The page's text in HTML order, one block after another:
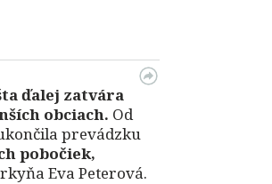
ďalej zatvára
obciach. Od
prevádzku
pobočiek,
Eva Peterová.